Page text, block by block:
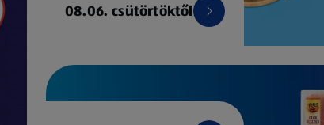
08.06. csütörtöktől